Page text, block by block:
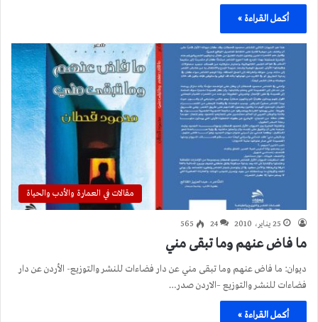
أكمل القراءة »
مقالات في العمارة والأدب والحياة
25 يناير، 2010 24
565
ما فاض عنهم وما تبقى مني
ديوان: ما فاض عنهم وما تبقى مني عن دار فضاءات للنشر والتوزيع- الأردن عن دار
فضاءات للنشر والتوزيع –الاردن صدر…
أكمل القراءة »